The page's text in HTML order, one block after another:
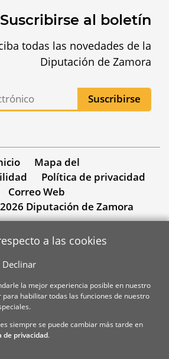
Suscribirse al boletín
todas las novedades de la
Diputación de Zamora
Mapa del
Política de privacidad
Correo Web
Diputación de Zamora
a las cookies
Declinar
la mejor experiencia posible en nuestro
para habilitar todas las funciones de nuestro
siempre se puede cambiar más tarde en
de privacidad.